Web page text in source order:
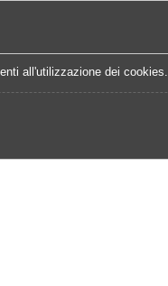
all'utilizzazione dei cookies.